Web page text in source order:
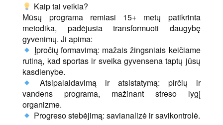
Kaip tai veikia?
Mūsų programa remiasi 15+ metų patikrinta
metodika, padėjusia transformuoti daugybę
gyvenimų. Ji apima:
Įpročių formavimą: mažais žingsniais keičiame
rutiną, kad sportas ir sveika gyvensena taptų jūsų
kasdienybe.
Atsipalaidavimą ir atsistatymą: pirčių ir
vandens programa, mažinant streso lygį
organizme.
Progreso stebėjimą: savianalizė ir savikontrolė.